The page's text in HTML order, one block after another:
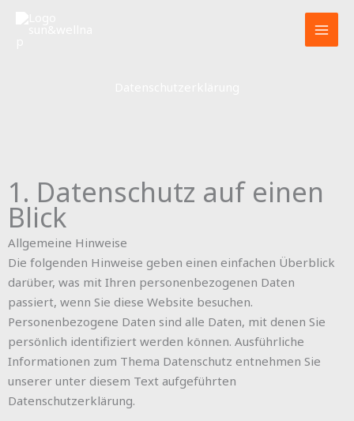
1. Datenschutz auf einen
Blick
Allgemeine Hinweise
Die folgenden Hinweise geben einen einfachen Überblick
darüber, was mit Ihren personenbezogenen Daten
passiert, wenn Sie diese Website besuchen.
Personenbezogene Daten sind alle Daten, mit denen Sie
persönlich identifiziert werden können. Ausführliche
Informationen zum Thema Datenschutz entnehmen Sie
unserer unter diesem Text aufgeführten
Datenschutzerklärung.